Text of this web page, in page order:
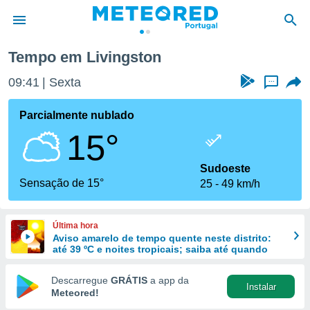
da
foi
fornecidas
a este
das
e
forma
digital
Tempo em Livingston
09:41 Sexta ...
Parcialmente nublado
15°
Sensação de 15°
Sudoeste
25
49 km/h
Última hora
Aviso amarelo de tempo quente neste distrito:
até 39 ºC e noites tropicais; saiba até quando
Descarregue GRÁTIS a app da
Meteored!
Instalar